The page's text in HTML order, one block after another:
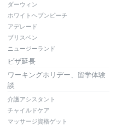
ダーウィン
ホワイトヘブンビーチ
アデレード
ブリスベン
ニュージーランド
ビザ延長
ワーキングホリデー、留学体験
談
介護アシスタント
チャイルドケア
マッサージ資格ゲット